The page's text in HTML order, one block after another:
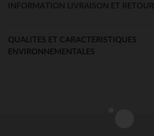
INFORMATION LIVRAISON ET RETOUR
QUALITES ET CARACTERISTIQUES
ENVIRONNEMENTALES